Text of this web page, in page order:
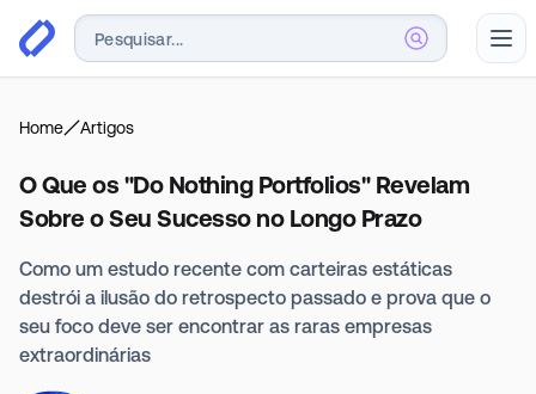
Home Artigos
O Que os "Do Nothing Portfolios" Revelam
Sobre o Seu Sucesso no Longo Prazo
Como um estudo recente com carteiras estáticas
destrói a ilusão do retrospecto passado e prova que o
seu foco deve ser encontrar as raras empresas
extraordinárias